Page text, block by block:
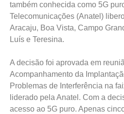
também conhecida como 5G
Telecomunicações (Anatel)
Aracaju, Boa Vista, Campo
Luís e Teresina.
A decisão foi aprovada em
Acompanhamento da
Problemas de Interferência na
liderado pela Anatel. Com a
acesso ao 5G puro. Apenas